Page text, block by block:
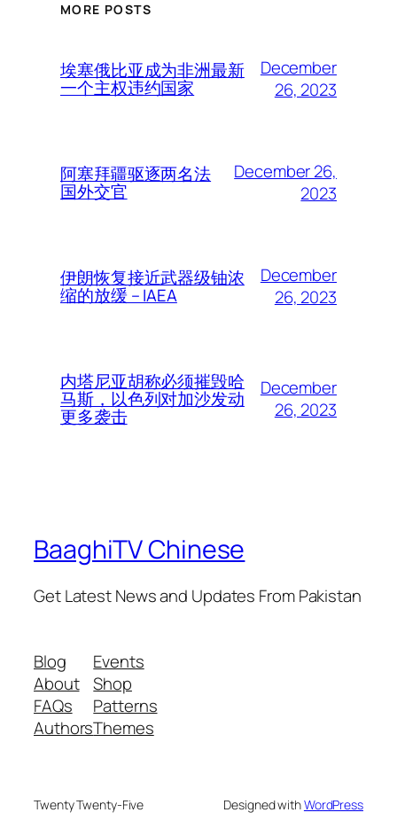
MORE POSTS
埃塞俄比亚成为非洲最新
一个主权违约国家
December
26, 2023
阿塞拜疆驱逐两名法
国外交官
December 26,
2023
伊朗恢复接近武器级铀浓
缩的放缓 – IAEA
December
26, 2023
内塔尼亚胡称必须摧毁哈
马斯，以色列对加沙发动
更多袭击
December
26, 2023
BaaghiTV Chinese
Get Latest News and Updates From Pakistan
Blog
About
FAQs
Authors
Events
Shop
Patterns
Themes
Twenty Twenty-Five Designed withWordPress